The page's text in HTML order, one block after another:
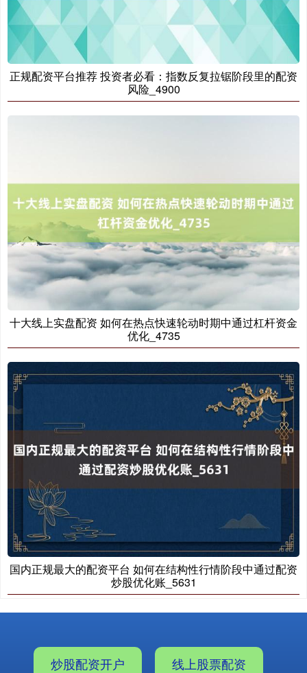
期指IC0 7877.80 +164.40 +2.13%
正规配资平台推荐 投资者必看：指数反复拉锯阶段里的配资
风险_4900
十大线上实盘配资 如何在热点快速轮动时期中通过杠杆资金
优化_4735
国内正规最大的配资平台 如何在结构性行情阶段中通过配资
炒股优化账_5631
炒股配资开户 线上股票配资